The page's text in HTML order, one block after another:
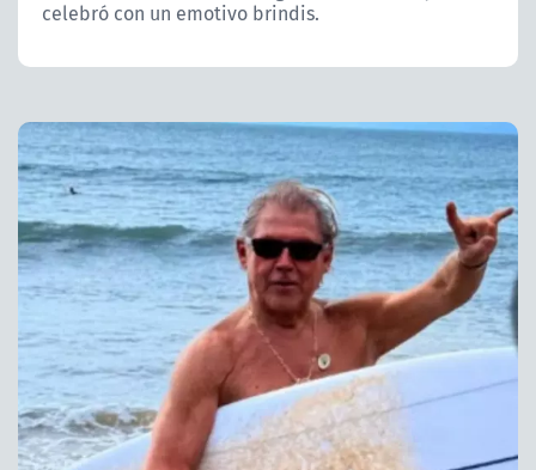
celebró con un emotivo brindis.